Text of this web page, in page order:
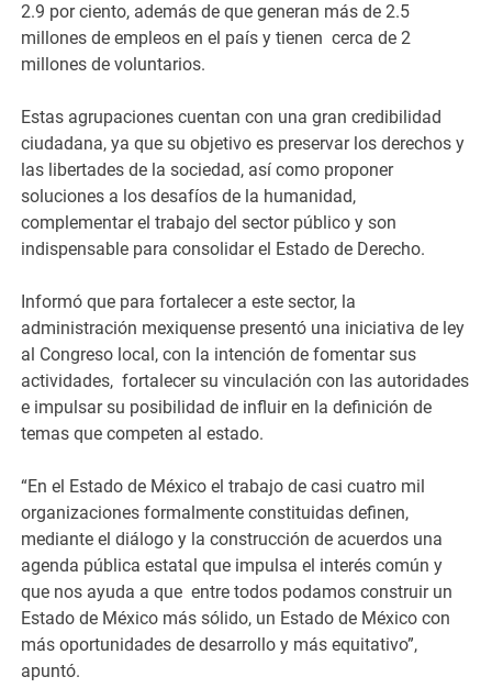
2.9 por ciento, además de que generan más de 2.5
millones de empleos en el país y tienen cerca de 2
millones de voluntarios.
Estas agrupaciones cuentan con una gran credibilidad
ciudadana, ya que su objetivo es preservar los derechos y
las libertades de la sociedad, así como proponer
soluciones a los desafíos de la humanidad,
complementar el trabajo del sector público y son
indispensable para consolidar el Estado de Derecho.
Informó que para fortalecer a este sector, la
administración mexiquense presentó una iniciativa de ley
al Congreso local, con la intención de fomentar sus
actividades, fortalecer su vinculación con las autoridades
e impulsar su posibilidad de influir en la definición de
temas que competen al estado.
“En el Estado de México el trabajo de casi cuatro mil
organizaciones formalmente constituidas definen,
mediante el diálogo y la construcción de acuerdos una
agenda pública estatal que impulsa el interés común y
que nos ayuda a que entre todos podamos construir un
Estado de México más sólido, un Estado de México con
más oportunidades de desarrollo y más equitativo”,
apuntó.